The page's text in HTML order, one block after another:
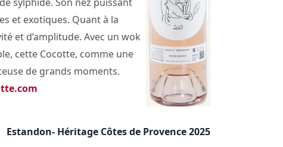
et exotiques. Quant à la
et d’amplitude. Avec un wok
cette Cocotte, comme une
de grands moments.
Estandon- Héritage Côtes de Provence 2025